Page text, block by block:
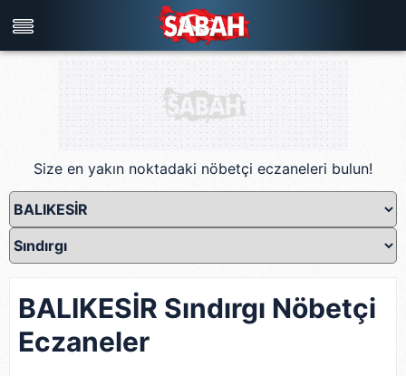
Türkiye'nin en iyi haber sitesi
Size en yakın noktadaki nöbetçi eczaneleri bulun!
BALIKESİR Sındırgı Nöbetçi
Eczaneler